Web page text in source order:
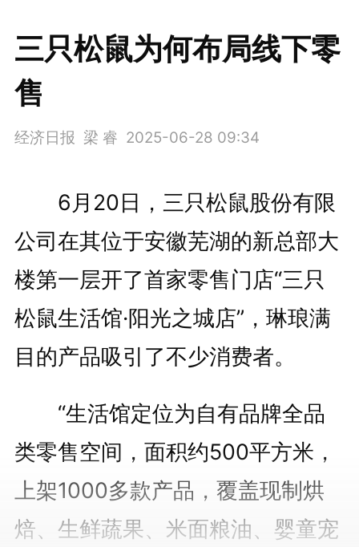
三只松鼠为何布局线下零
售
经济日报 梁 睿 2025-06-28 09:34
6月20日，三只松鼠股份有限
公司在其位于安徽芜湖的新总部大
楼第一层开了首家零售门店“三只
松鼠生活馆·阳光之城店”，琳琅满
目的产品吸引了不少消费者。
“生活馆定位为自有品牌全品
类零售空间，面积约500平方米，
上架1000多款产品，覆盖现制烘
焙、生鲜蔬果、米面粮油、婴童宠